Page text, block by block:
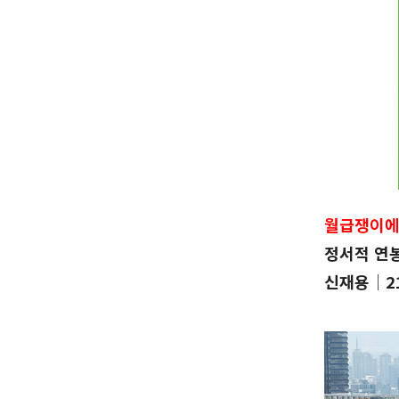
월급쟁이
정서적 연
신재용